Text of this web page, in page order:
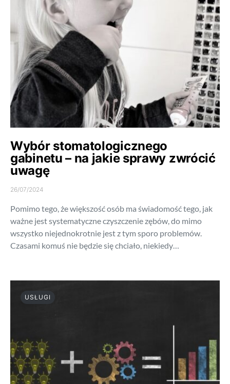
Wybór stomatologicznego
gabinetu – na jakie sprawy zwrócić
uwagę
26/07/2024
Pomimo tego, że większość osób ma świadomość tego, jak
ważne jest systematyczne czyszczenie zębów, do mimo
wszystko niejednokrotnie jest z tym sporo problemów.
Czasami komuś nie będzie się chciało, niekiedy…
USŁUGI